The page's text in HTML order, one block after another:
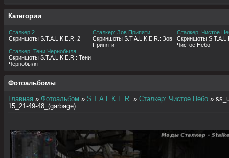
Категории
Сталкер 2
Скриншоты S.T.A.L.K.E.R. 2
Сталкер: Зов Припяти
Скриншоты S.T.A.L.K.E.R.: Зов
Припяти
Сталкер: Чистое
Скриншоты
Чистое Небо
Сталкер: Тени Чернобыля
Скриншоты S.T.A.L.K.E.R.: Тени
Чернобыля
Фотоальбомы
Главная » Фотоальбом » S.T.A.L.K.E.R. » Сталкер: Чистое Небо »
15_21-49-48_(garbage)